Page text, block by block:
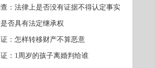
：法律上是否没有证据不得认定事实
否具有法定继承权
：怎样转移财产不算恶意
：1周岁的孩子离婚判给谁